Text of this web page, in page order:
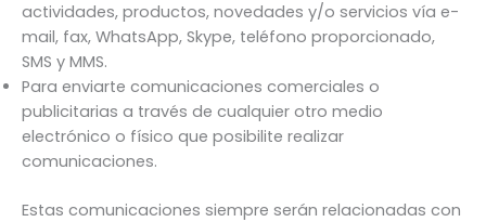
actividades, productos, novedades y/o servicios vía e-
mail, fax, WhatsApp, Skype, teléfono proporcionado,
SMS y MMS.
Para enviarte comunicaciones comerciales o
publicitarias a través de cualquier otro medio
electrónico o físico que posibilite realizar
comunicaciones.
Estas comunicaciones siempre serán relacionadas con